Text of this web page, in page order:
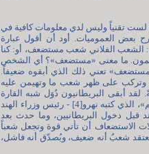
لست تقنياً وليس لدي معلومات كافية في
بعض العموميات. أود أن أقول عبارة
الشعب الفلاني شعب مستضعف، أو: كنا
ما معنى «مستضعف»؟ أي الشخص
تعني ذلك الذي أبقوه ضعيفاً.
وتركب على ظهر شعب ما وتهيمن عليه
لقد أبقى البريطانيون دُوَل شبه القارة
الهندية ضعيفة لسنوات طويلة. إذا رجعتم إلى هذا الكتاب، «لمحات من تاريخ العالم»، الذي كتبه نهرو[4] - رئيس وزراء الهند
قبل دخول البريطانيين، وما حدث بعد
الاستضعاف أن تأتي قوة وتجعل شعباً
يعتقد شعبٌ أنه ضعيف، ويُصدّق أنه فاشل،